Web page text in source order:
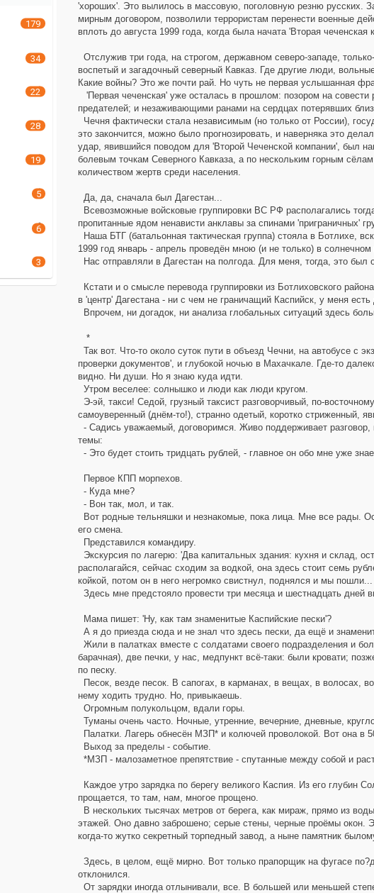
'хороших'. Это вылилось в массовую, поголовную резню русских.
мирным договором, позволили террористам перенести военные
вплоть до августа 1999 года, когда была начата 'Вторая чеченская
Отслужив три года, на строгом, державном северо-западе,
воспетый и загадочный северный Кавказ. Где другие люди,
Какие войны? Это же почти рай. Но чуть не первая услышанная
'Первая чеченская' уже осталась в прошлом: позором на совести
предателей; и незаживающими ранами на сердцах потерявших
Чечня фактически стала независимым (но только от России),
это закончится, можно было прогнозировать, и наверняка это
удар, явившийся поводом для 'Второй Чеченской компании', был
болевым точкам Северного Кавказа, а по нескольким горным
количеством жертв среди населения.
Да, да, сначала был Дагестан...
Всевозможные войсковые группировки ВС РФ располагались
пропитанные ядом ненависти анклавы за спинами 'приграничных'
Наша БТГ (батальонная тактическая группа) стояла в Ботлихе,
1999 год январь - апрель проведён мною (и не только) в солнечном
Нас отправляли в Дагестан на полгода. Для меня, тогда, это был
Кстати и о смысле перевода группировки из Ботлиховского
в 'центр' Дагестана - ни с чем не граничащий Каспийск, у меня есть
Впрочем, ни догадок, ни анализа глобальных ситуаций здесь
*
Так вот. Что-то около суток пути в объезд Чечни, на автобусе с
проверки документов', и глубокой ночью в Махачкале. Где-то
видно. Ни души. Но я знаю куда идти.
Утром веселее: солнышко и люди как люди кругом.
Э-эй, такси! Седой, грузный таксист разговорчивый, по-
самоуверенный (днём-то!), странно одетый, коротко стриженный,
- Садись уважаемый, договоримся. Живо поддерживает разговор,
темы:
- Это будет стоить тридцать рублей, - главное он обо мне уже
Первое КПП морпехов.
- Куда мне?
- Вон так, мол, и так.
Вот родные тельняшки и незнакомые, пока лица. Мне все рады.
его смена.
Представился командиру.
Экскурсия по лагерю: 'Два капитальных здания: кухня и склад,
располагайся, сейчас сходим за водкой, она здесь стоит семь
койкой, потом он в него негромко свистнул, поднялся и мы пошли...
Здесь мне предстояло провести три месяца и шестнадцать дней
Мама пишет: 'Ну, как там знаменитые Каспийские пески'?
А я до приезда сюда и не знал что здесь пески, да ещё и
Жили в палатках вместе с солдатами своего подразделения и
барачная), две печки, у нас, медпункт всё-таки: были кровати;
по песку.
Песок, везде песок. В сапогах, в карманах, в вещах, в волосах,
нему ходить трудно. Но, привыкаешь.
Огромным полукольцом, вдали горы.
Туманы очень часто. Ночные, утренние, вечерние, дневные,
Палатки. Лагерь обнесён МЗП* и колючей проволокой. Вот она в
Выход за пределы - событие.
*МЗП - малозаметное препятствие - спутанные между собой и
Каждое утро зарядка по берегу великого Каспия. Из его глубин
прощается, то там, нам, многое прощено.
В нескольких тысячах метров от берега, как мираж, прямо из
этажей. Оно давно заброшено; серые стены, черные проёмы окон.
когда-то жутко секретный торпедный завод, а ныне памятник
Здесь, в целом, ещё мирно. Вот только прапорщик на фугасе
отклонился.
От зарядки иногда отлынивали, все. В большей или меньшей
179
34
22
28
19
5
6
3